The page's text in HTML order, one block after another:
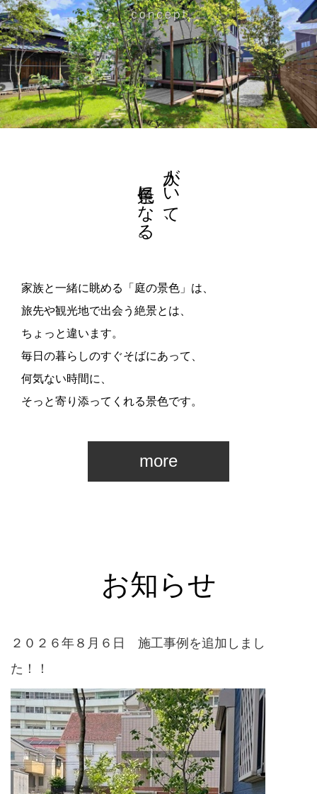
人がいて、
景色になる。
家族と一緒に眺める「庭の景色」は、
旅先や観光地で出会う絶景とは、
ちょっと違います。
毎日の暮らしのすぐそばにあって、
何気ない時間に、
そっと寄り添ってくれる景色です。
more
お知らせ
２０２６年８月６日 施工事例を追加しまし
た！！